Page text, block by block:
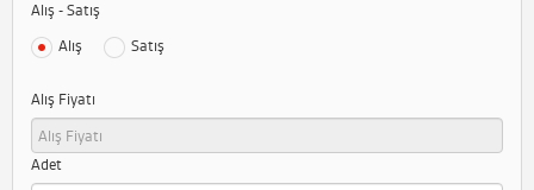
Alış - Satış
Alış
Satış
Alış Fiyatı
Adet